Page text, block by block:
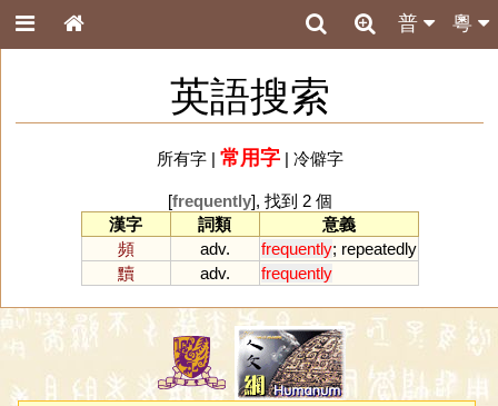
粵
普
英語搜索
所有字| 常用字| 冷僻字
[frequently], 找到 2 個
漢字
詞類
意義
頻
adv. frequently; repeatedly
黷
adv. frequently